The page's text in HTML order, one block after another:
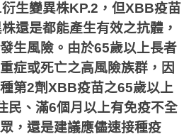
衍生變異株KP.2 ，但XBB疫苗
還是都能產生有效之抗體，
生風險。由於65歲以上長者
症或死亡之高風險族群，因
第2劑XBB疫苗之65歲以上
民、滿6個月以上有免疫不全
，還是建議應儘速接種疫